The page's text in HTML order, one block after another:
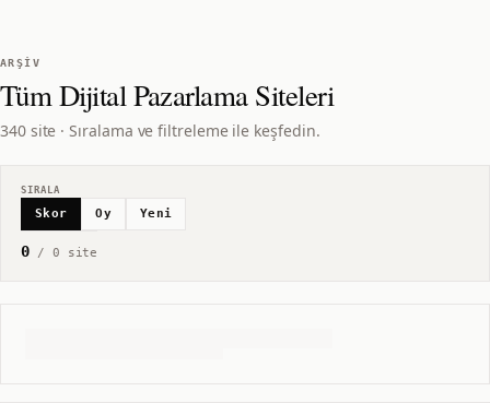
ARŞIV
TümDijital PazarlamaSiteleri
340 site · Sıralama ve filtreleme ile keşfedin.
SIRALA
Skor Oy Yeni
0/ 0 site